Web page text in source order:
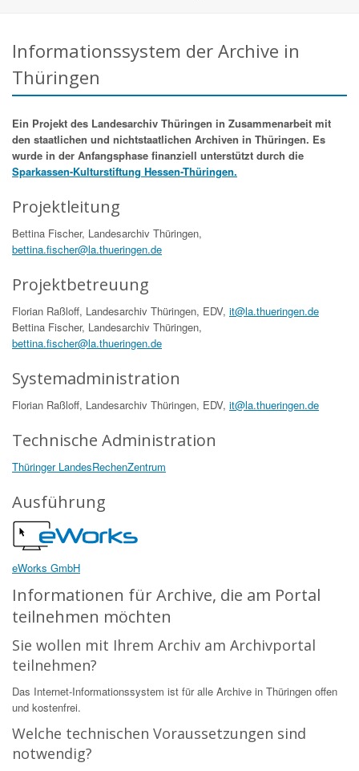
Informationssystem der Archive in
Thüringen
Ein Projekt des Landesarchiv Thüringen in Zusammenarbeit mit
den staatlichen und nichtstaatlichen Archiven in Thüringen. Es
wurde in der Anfangsphase finanziell unterstützt durch die
Sparkassen-Kulturstiftung Hessen-Thüringen.
Projektleitung
Bettina Fischer, Landesarchiv Thüringen,
bettina.fischer@la.thueringen.de
Projektbetreuung
Florian Raßloff, Landesarchiv Thüringen, EDV, it@la.thueringen.de
Bettina Fischer, Landesarchiv Thüringen,
bettina.fischer@la.thueringen.de
Systemadministration
Florian Raßloff, Landesarchiv Thüringen, EDV, it@la.thueringen.de
Technische Administration
Thüringer LandesRechenZentrum
Ausführung
eWorks GmbH
Informationen für Archive, die am Portal
teilnehmen möchten
Sie wollen mit Ihrem Archiv am Archivportal
teilnehmen?
Das Internet-Informationssystem ist für alle Archive in Thüringen offen
und kostenfrei.
Welche technischen Voraussetzungen sind
notwendig?